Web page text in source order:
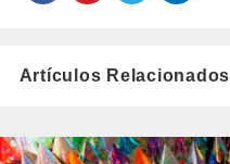
Artículos Relacionados